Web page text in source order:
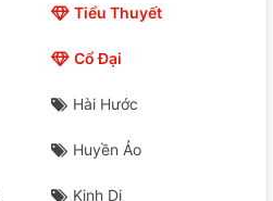
Tiểu Thuyết
Cổ Đại
Hài Hước
Huyền Ảo
Kinh Dị